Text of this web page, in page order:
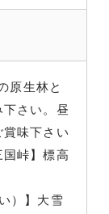
原生林と
さい。昼
味下さい
峠】標高
）】大雪